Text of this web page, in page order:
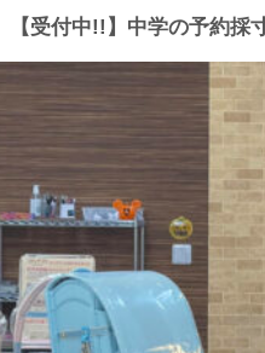
【受付中!!】中学の予約採